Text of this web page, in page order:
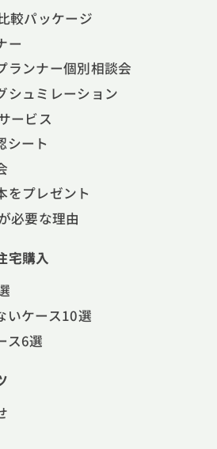
較パッケージ
ー
ランナー個別相談会
シュミレーション
ービス
シート
をプレゼント
必要な理由
宅購入
いケース10選
ス6選